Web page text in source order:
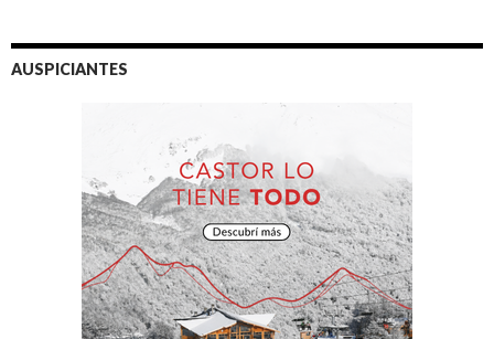
AUSPICIANTES